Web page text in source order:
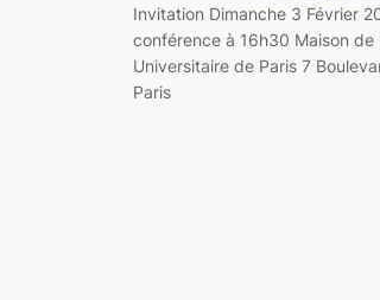
Invitation Dimanche 3 Février
conférence à 16h30 Maison de
Universitaire de Paris 7
Paris